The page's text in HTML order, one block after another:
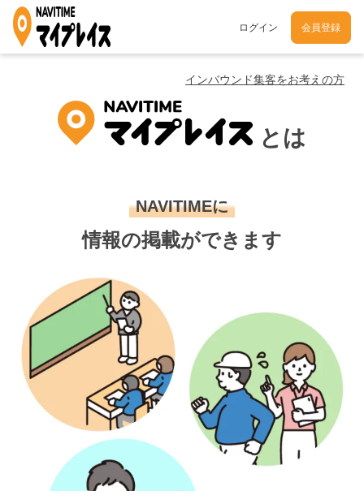
ログイン 会員登録
インバウンド集客をお考えの方
とは
NAVITIMEに
情報の掲載ができます